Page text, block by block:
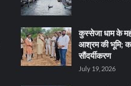
कुस्सेजा धाम के
आश्रम की भूमि;
सौंदर्यीकरण
July 19, 2026